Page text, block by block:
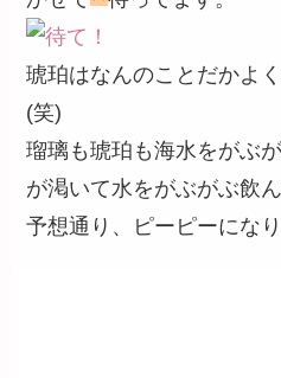
琥珀はなんのことだかよ
(笑)
瑠璃も琥珀も海水をがぶ
が渇いて水をがぶがぶ飲ん
予想通り、ピーピーにな